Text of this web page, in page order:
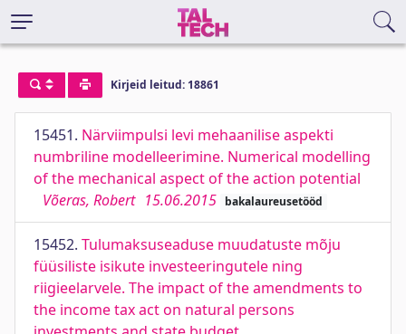
Kirjeid leitud: 18861
15451. Närviimpulsi levi mehaanilise aspekti
numbriline modelleerimine. Numerical modelling
of the mechanical aspect of the action potential
Võeras, Robert 15.06.2015 bakalaureusetööd
15452. Tulumaksuseaduse muudatuste mõju
füüsiliste isikute investeeringutele ning
riigieelarvele. The impact of the amendments to
the income tax act on natural persons